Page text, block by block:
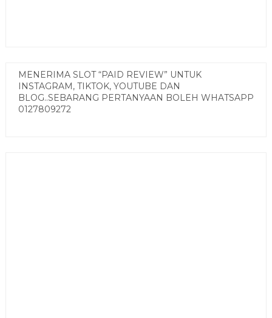
MENERIMA SLOT “PAID REVIEW” UNTUK
INSTAGRAM, TIKTOK, YOUTUBE DAN
BLOG..SEBARANG PERTANYAAN BOLEH WHATSAPP
0127809272